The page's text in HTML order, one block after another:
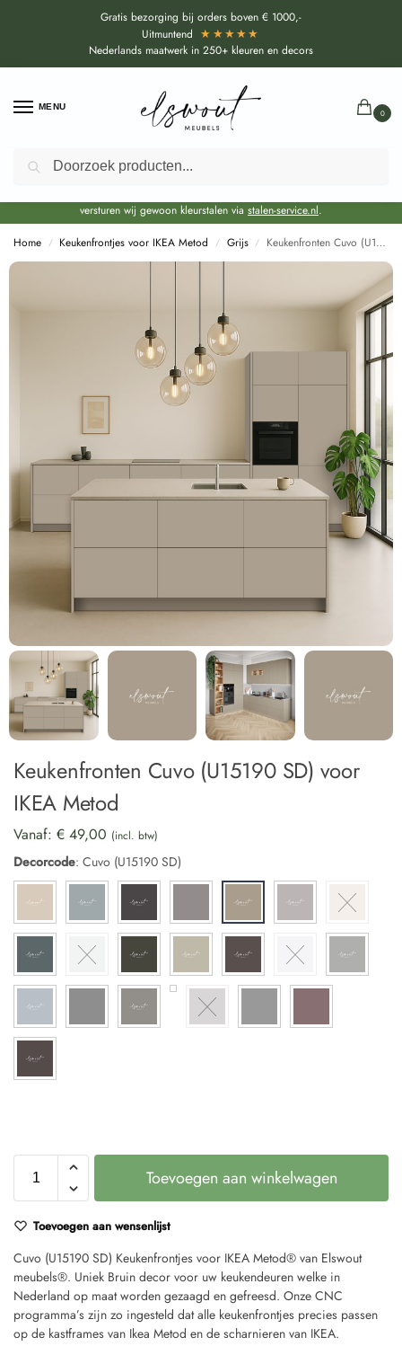
Gratis bezorging bij orders boven € 1000,-
Uitmuntend ★★★★★
Nederlands maatwerk in 250+ kleuren en decors
MENU
0
Door de bouwvakperiode geldt voor alle collecties momenteel een EXTRA
levertijd van circa 3-4 weken bovenop de reguliere levertijd.
versturen wij gewoon kleurstalen via stalen-service.nl.
Home / Keukenfrontjes voor IKEA Metod / Grijs / Keukenfronten Cuvo (U15190 SD) voor IKEA Metod
Keukenfronten Cuvo (U15190 SD) voor
IKEA Metod
Vanaf: € 49,00 (incl. btw)
Decorcode: Cuvo (U15190 SD)
Toevoegen aan winkelwagen
Toevoegen aan wensenlijst
Cuvo (U15190 SD) Keukenfrontjes voor IKEA Metod® van Elswout
meubels®. Uniek Bruin decor voor uw keukendeuren welke in
Nederland op maat worden gezaagd en gefreesd. Onze CNC
programma’s zijn zo ingesteld dat alle keukenfrontjes precies passen
op de kastframes van Ikea Metod en de scharnieren van IKEA.